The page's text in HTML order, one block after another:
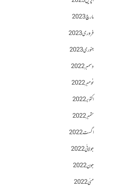
مارچ 2023
فروری 2023
جنوری 2023
دسمبر 2022
نومبر 2022
اکتوبر 2022
ستمبر 2022
اگست 2022
جولائی 2022
جون 2022
مئی 2022